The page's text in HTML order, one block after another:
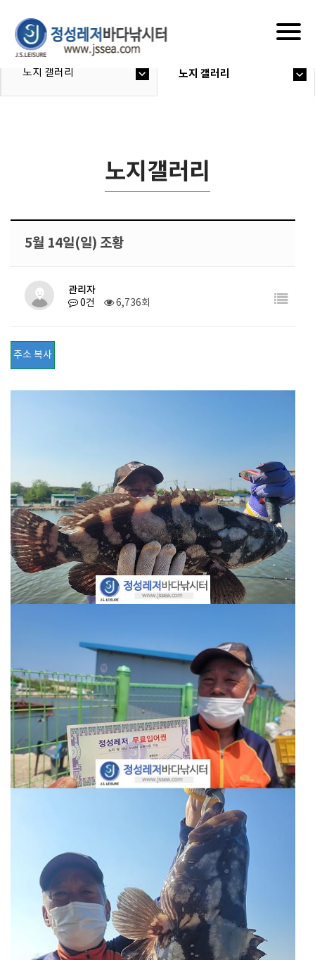
노지 갤러리 노지 갤러리
노지갤러리
5월 14일(일) 조황
관리자
0건 6,736회
주소 복사